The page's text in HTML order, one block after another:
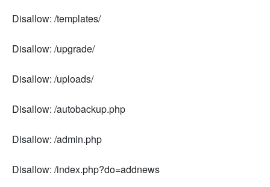
Disallow: /templates/
Disallow: /upgrade/
Disallow: /uploads/
Disallow: /autobackup.php
Disallow: /admin.php
Disallow: /index.php?do=addnews